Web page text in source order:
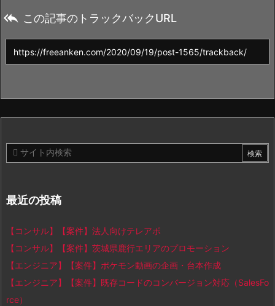
 この記事のトラックバックURL
最近の投稿
【コンサル】【案件】法人向けテレアポ
【コンサル】【案件】茨城県鹿行エリアのプロモーション
【エンジニア】【案件】ポケモン動画の企画・台本作成
【エンジニア】【案件】既存コードのコンバージョン対応（SalesFo
rce）